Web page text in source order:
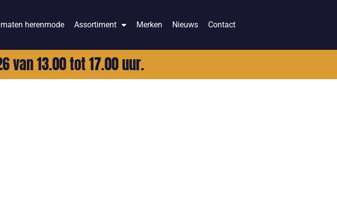
herenmode Assortiment Merken Nieuws Contact
van 13.00 tot 17.00 uur.